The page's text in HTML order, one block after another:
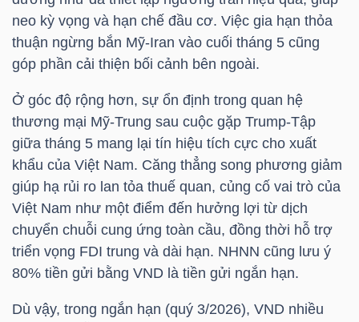
neo kỳ vọng và hạn chế đầu cơ. Việc gia hạn thỏa
thuận ngừng bắn Mỹ-Iran vào cuối tháng 5 cũng
góp phần cải thiện bối cảnh bên ngoài.
Ở góc độ rộng hơn, sự ổn định trong quan hệ
thương mại Mỹ-Trung sau cuộc gặp Trump-Tập
giữa tháng 5 mang lại tín hiệu tích cực cho xuất
khẩu của Việt Nam. Căng thẳng song phương giảm
giúp hạ rủi ro lan tỏa thuế quan, củng cố vai trò của
Việt Nam như một điểm đến hưởng lợi từ dịch
chuyển chuỗi cung ứng toàn cầu, đồng thời hỗ trợ
triển vọng FDI trung và dài hạn. NHNN cũng lưu ý
80% tiền gửi bằng VND là tiền gửi ngắn hạn.
Dù vậy, trong ngắn hạn (quý 3/2026), VND nhiều
YẾU
TIÊU
DÙNG
THIẾT
YẾU
CHĂM
SỨC